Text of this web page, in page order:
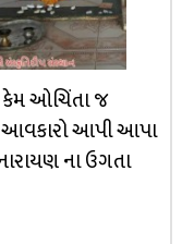
ઓચિંતા જ
આવકારો આપી આપા
ના ઉગતા